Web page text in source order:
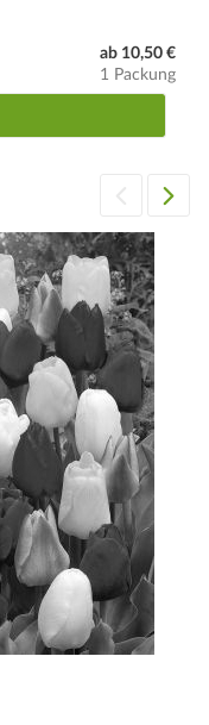
ab 10,50 €
1 Packung